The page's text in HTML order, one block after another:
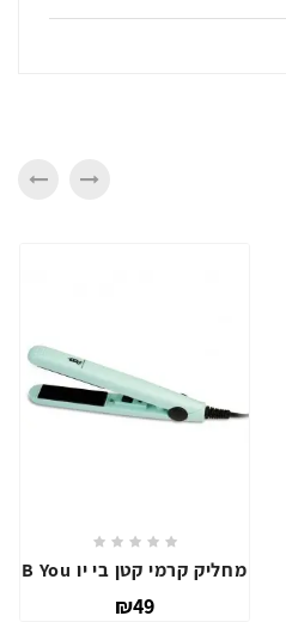
מחליק קרמי קטן בי יו B You
₪49